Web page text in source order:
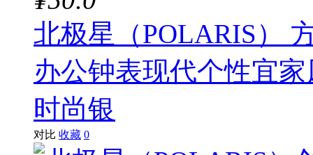
北极星（POLARIS）
办公钟表现代个性宜
时尚银
对比 收藏 0